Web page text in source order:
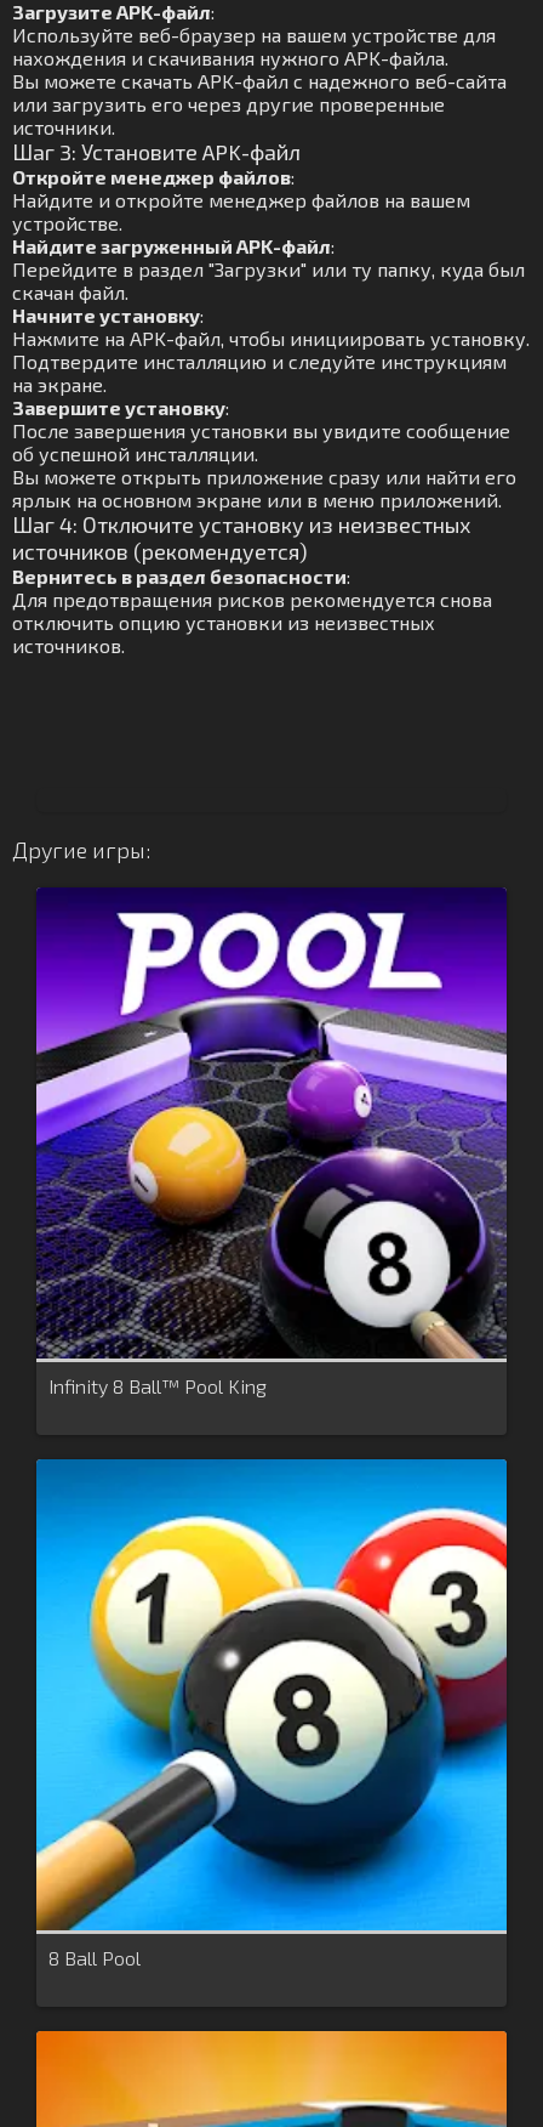
Загрузите APK-файл:
Используйте веб-браузер на вашем устройстве для
нахождения и скачивания нужного APK-файла.
Вы можете скачать APK-файл с надежного веб-сайта
или загрузить его через другие проверенные
источники.
Шаг 3: Установите APK-файл
Откройте менеджер файлов:
Найдите и откройте менеджер файлов на вашем
устройстве.
Найдите загруженный APK-файл:
Перейдите в раздел "Загрузки" или ту папку, куда был
скачан файл.
Начните установку:
Нажмите на APK-файл, чтобы инициировать установку.
Подтвердите инсталляцию и следуйте инструкциям
на экране.
Завершите установку:
После завершения установки вы увидите сообщение
об успешной инсталляции.
Вы можете открыть приложение сразу или найти его
ярлык на основном экране или в меню приложений.
Шаг 4: Отключите установку из неизвестных
источников (рекомендуется)
Вернитесь в раздел безопасности:
Для предотвращения рисков рекомендуется снова
отключить опцию установки из неизвестных
источников.
Другие игры:
Infinity 8 Ball™ Pool King
8 Ball Pool